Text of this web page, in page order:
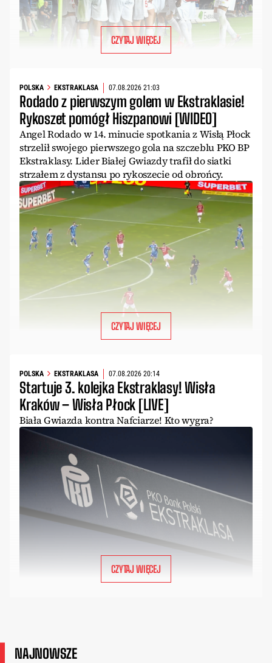
CZYTAJ WIĘCEJ
POLSKA EKSTRAKLASA 07.08.2026 21:03
Rodado z pierwszym golem w Ekstraklasie!
Rykoszet pomógł Hiszpanowi [WIDEO]
Angel Rodado w 14. minucie spotkania z Wisłą Płock
strzelił swojego pierwszego gola na szczeblu PKO BP
Ekstraklasy. Lider Białej Gwiazdy trafił do siatki
strzałem z dystansu po rykoszecie od obrońcy.
CZYTAJ WIĘCEJ
POLSKA EKSTRAKLASA 07.08.2026 20:14
Startuje 3. kolejka Ekstraklasy! Wisła
Kraków – Wisła Płock [LIVE]
Biała Gwiazda kontra Nafciarze! Kto wygra?
CZYTAJ WIĘCEJ
NAJNOWSZE